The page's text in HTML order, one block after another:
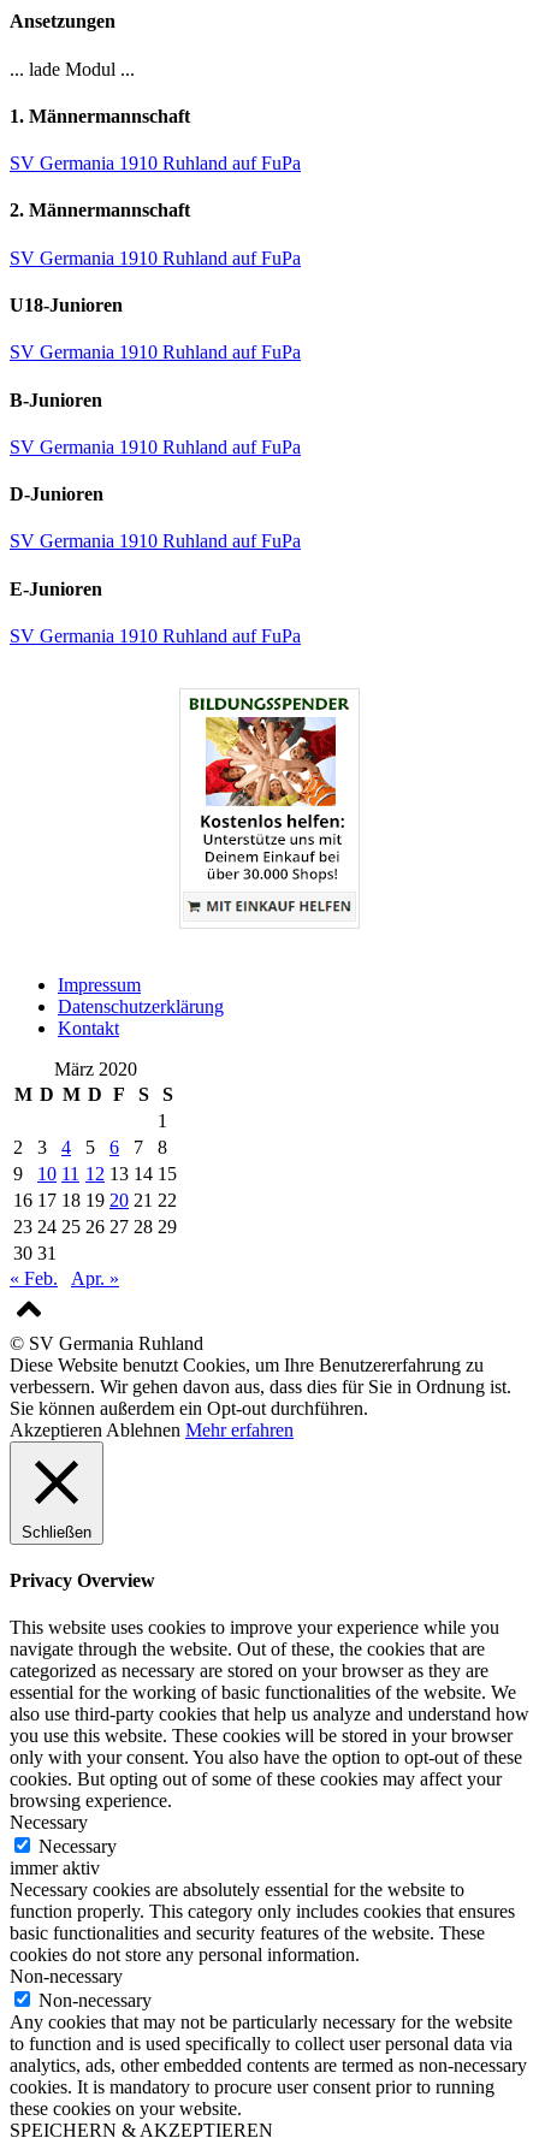
Ansetzungen
... lade Modul ...
1. Männermannschaft
SV Germania 1910 Ruhland auf FuPa
2. Männermannschaft
SV Germania 1910 Ruhland auf FuPa
U18-Junioren
SV Germania 1910 Ruhland auf FuPa
B-Junioren
SV Germania 1910 Ruhland auf FuPa
D-Junioren
SV Germania 1910 Ruhland auf FuPa
E-Junioren
SV Germania 1910 Ruhland auf FuPa
Impressum
Datenschutzerklärung
Kontakt
März 2020
M D M D F S
S
1
2
3 4 5 6 7
8
9
10 11 12 13 14 15
16 17 18 19 20 21 22
23 24 25 26 27 28 29
30 31
« Feb.
Apr. »
© SV Germania Ruhland
Diese Website benutzt Cookies, um Ihre Benutzererfahrung zu
verbessern. Wir gehen davon aus, dass dies für Sie in Ordnung ist.
Sie können außerdem ein Opt-out durchführen.
Akzeptieren Ablehnen Mehr erfahren
Schließen
Privacy Overview
This website uses cookies to improve your experience while you
navigate through the website. Out of these, the cookies that are
categorized as necessary are stored on your browser as they are
essential for the working of basic functionalities of the website. We
also use third-party cookies that help us analyze and understand how
you use this website. These cookies will be stored in your browser
only with your consent. You also have the option to opt-out of these
cookies. But opting out of some of these cookies may affect your
browsing experience.
Necessary
Necessary
immer aktiv
Necessary cookies are absolutely essential for the website to
function properly. This category only includes cookies that ensures
basic functionalities and security features of the website. These
cookies do not store any personal information.
Non-necessary
Non-necessary
Any cookies that may not be particularly necessary for the website
to function and is used specifically to collect user personal data via
analytics, ads, other embedded contents are termed as non-necessary
cookies. It is mandatory to procure user consent prior to running
these cookies on your website.
SPEICHERN & AKZEPTIEREN